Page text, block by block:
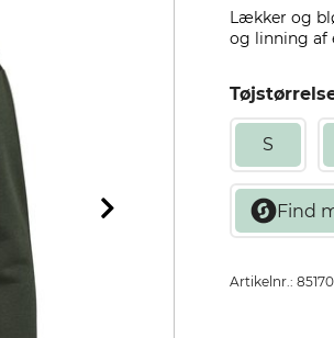
Lækker og
og linning af
S
Artikelnr.: